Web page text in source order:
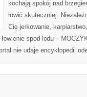
kochają spokój nad
łowić skuteczniej.
Cię jerkowanie,
spod lodu –
nie udaje encyklopedii